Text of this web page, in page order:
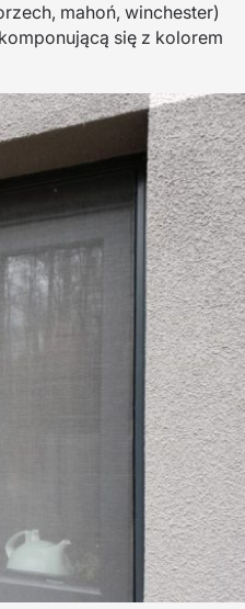
mahoń, winchester)
się z kolorem